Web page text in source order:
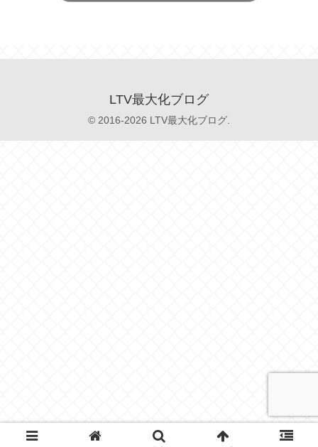
LTV最大化ブログ
© 2016-2026 LTV最大化ブログ.